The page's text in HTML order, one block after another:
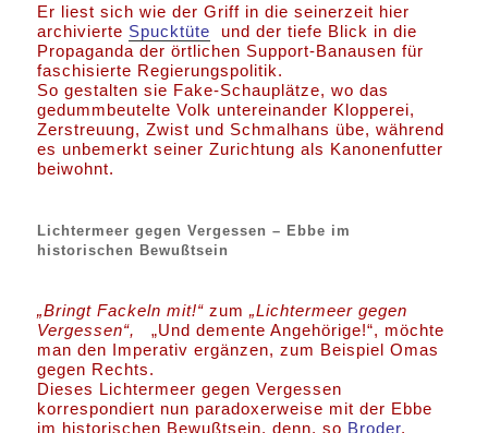
Er liest sich wie der Griff in die seinerzeit hier
archivierte Spucktüte und der tiefe Blick in die
Propaganda der örtlichen Support-Banausen für
faschisierte Regierungspolitik.
So gestalten sie Fake-Schauplätze, wo das
gedummbeutelte Volk untereinander Klopperei,
Zerstreuung, Zwist und Schmalhans übe, während
es unbemerkt seiner Zurichtung als Kanonenfutter
beiwohnt.
Lichtermeer gegen Vergessen – Ebbe im
historischen Bewußtsein
„Bringt Fackeln mit!“ zum„Lichtermeer gegen
Vergessen“,„Und demente Angehörige!“, möchte
man den Imperativ ergänzen, zum Beispiel Omas
gegen Rechts.
Dieses Lichtermeer gegen Vergessen
korrespondiert nun paradoxerweise mit der Ebbe
im historischen Bewußtsein, denn, so Broder,